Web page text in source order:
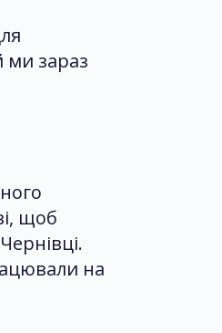
ми зараз
щоб
на